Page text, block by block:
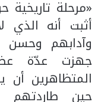
«مرحلة تاريخية
أثبت أنه الذي
وآدابهم وحسن
جهزت عدّة
المتظاهرين أن
حين طاردتهم